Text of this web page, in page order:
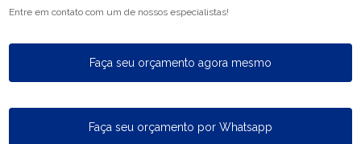
Entre em contato com um de nossos especialistas!
Faça seu orçamento agora mesmo
Faça seu orçamento por Whatsapp